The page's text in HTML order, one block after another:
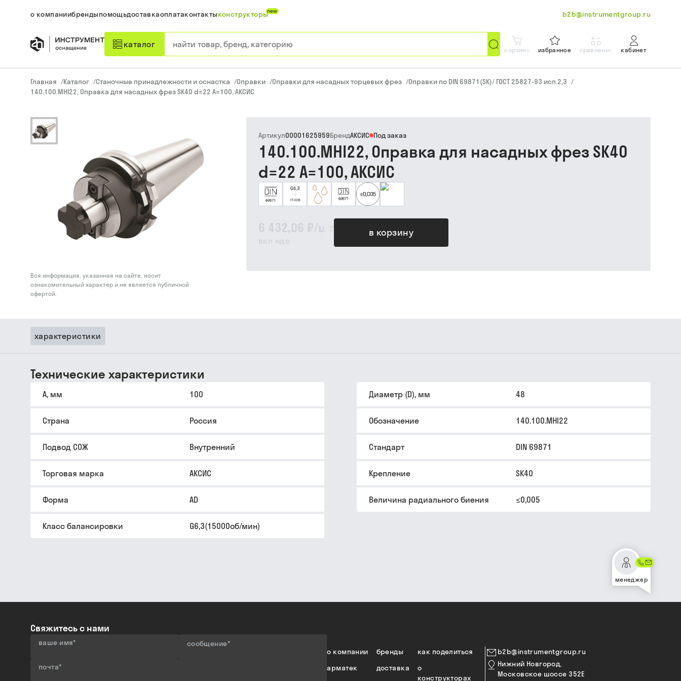
о компаниибрендыпомощьдоставкаоплатаконтактыконструкторыnew b2b@instrumentgroup.ru
каталог
корзина избранное сравнение кабинет
Главная /Каталог /Станочные принадлежности и оснастка /Оправки /Оправки для насадных торцевых фрез /Оправки по DIN 69871(SK)/ ГОСТ 25827-93 исп.2,3 /
140.100.MHI22, Оправка для насадных фрез SK40 d=22 A=100, АКСИС
Вся информация, указанная на сайте, носит
ознакомительный характер и не является публичной
офертой.
6 432,06 ₽/шт
вкл ндс
в корзину
Артикул00001625959БрендАКСИС Под заказ
140.100.MHI22, Оправка для насадных фрез SK40
d=22 A=100, АКСИС
характеристики
Технические характеристики
A, мм 100 Диаметр (D), мм 48
Страна Россия Обозначение 140.100.MHI22
Подвод СОЖ Внутренний Стандарт DIN 69871
Торговая марка АКСИС Крепление SK40
Форма AD Величина радиального биения ≤0,005
Класс балансировки G6,3(15000об/мин)
менеджер
Свяжитесь с нами
ваше имя*
почта*
сообщение*
как поделиться
бренды
о компании
о
конструкторах
доставка
арматек
b2b@instrumentgroup.ru
Нижний Новгород,
Московское шоссе 352Е